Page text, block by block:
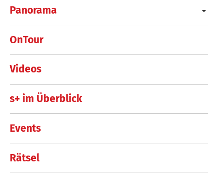
Panorama
OnTour
Videos
s+ im Überblick
Events
Rätsel